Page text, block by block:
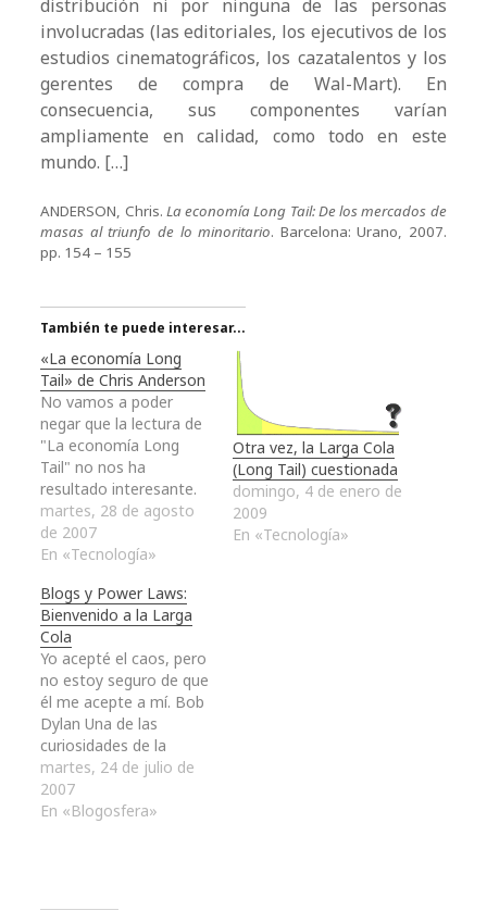
distribución ni por ninguna de las personas
involucradas (las editoriales, los ejecutivos de los
estudios cinematográficos, los cazatalentos y los
gerentes de compra de Wal-Mart). En
consecuencia, sus componentes varían
ampliamente en calidad, como todo en este
mundo. […]
ANDERSON, Chris. La economía Long Tail: De los mercados de
masas al triunfo de lo minoritario. Barcelona: Urano, 2007.
pp. 154 – 155
También te puede interesar...
«La economía Long
Tail» de Chris Anderson
No vamos a poder
negar que la lectura de
"La economía Long
Tail" no nos ha
resultado interesante.
De hecho, a partir de
él, hemos reflexionado
y analizado en este
que se ha denominado
Larga Cola o Long Tail.
De su contenido, se
puede desprender que…
martes, 28 de agosto
de 2007
En «Tecnología»
Otra vez, la Larga Cola
(Long Tail) cuestionada
domingo, 4 de enero de
2009
En «Tecnología»
Blogs y Power Laws:
Bienvenido a la Larga
Cola
Yo acepté el caos, pero
no estoy seguro de que
él me acepte a mí. Bob
Dylan Una de las
curiosidades de la
Larga Cola (Long Tail)
es que tiene un
comportamiento
martes, 24 de julio de
2007
En «Blogosfera»